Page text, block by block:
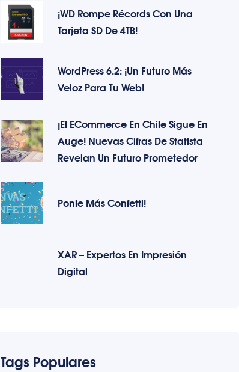
¡WD Rompe Récords Con Una
Tarjeta SD De 4TB!
WordPress 6.2: ¡Un Futuro Más
Veloz Para Tu Web!
¡El ECommerce En Chile Sigue En
Auge! Nuevas Cifras De Statista
Revelan Un Futuro Prometedor
Ponle Más Confetti!
XAR – Expertos En Impresión
Digital
Tags Populares